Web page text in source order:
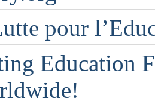
pour
Education